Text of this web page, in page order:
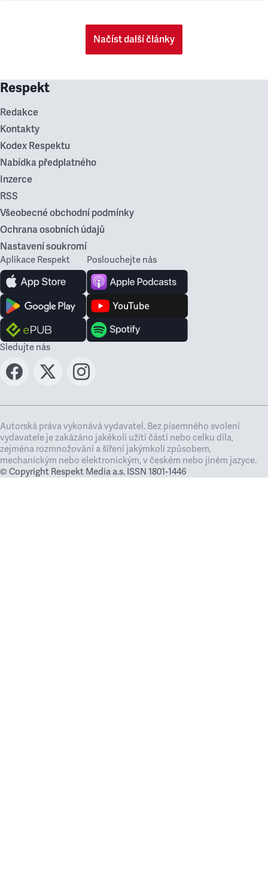
Načíst další články
Respekt
Redakce
Kontakty
Kodex Respektu
Nabídka předplatného
Inzerce
RSS
Všeobecné obchodní podmínky
Ochrana osobních údajů
Nastavení soukromí
Aplikace Respekt Poslouchejte nás
Sledujte nás
Autorská práva vykonává vydavatel. Bez písemného svolení
vydavatele je zakázáno jakékoli užití částí nebo celku díla,
zejména rozmnožování a šíření jakýmkoli způsobem,
mechanickým nebo elektronickým, v českém nebo jiném jazyce.
© Copyright Respekt Media a.s. ISSN 1801-1446